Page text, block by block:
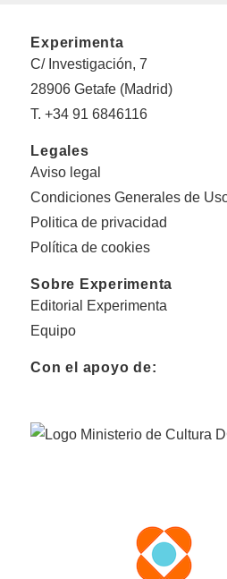
Experimenta
C/ Investigación, 7
28906 Getafe (Madrid)
T. +34 91 6846116
Legales
Aviso legal
Condiciones Generales de
Politica de privacidad
Política de cookies
Sobre Experimenta
Editorial Experimenta
Equipo
Con el apoyo de: